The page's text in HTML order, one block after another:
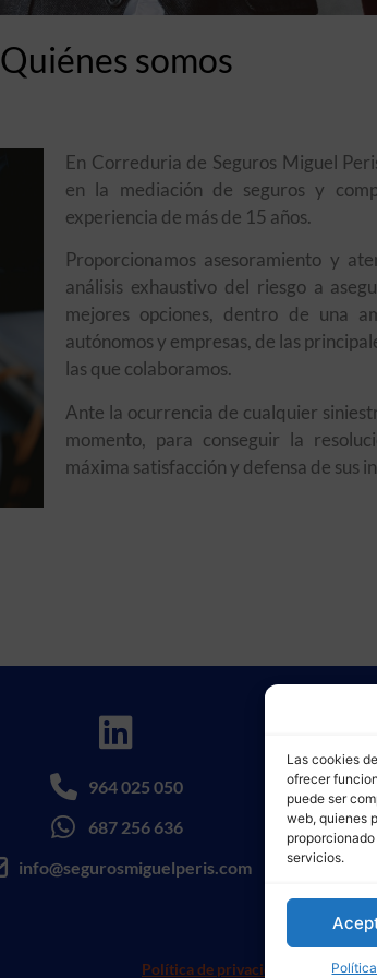
Las cookies
ofrecer
puede ser
web, quienes
servicios.
Quiénes somos
En Correduria de Seguros Miguel
en la mediación de seguros y
experiencia de más de 15 años.
Proporcionamos asesoramiento y
análisis exhaustivo del riesgo a
mejores opciones, dentro de una
autónomos y empresas, de las
las que colaboramos.
Ante la ocurrencia de cualquier
momento, para conseguir la
máxima satisfacción y defensa de sus
964 025 050
687 256 636
info@segurosmiguelperis.com
Política de privacidad Política